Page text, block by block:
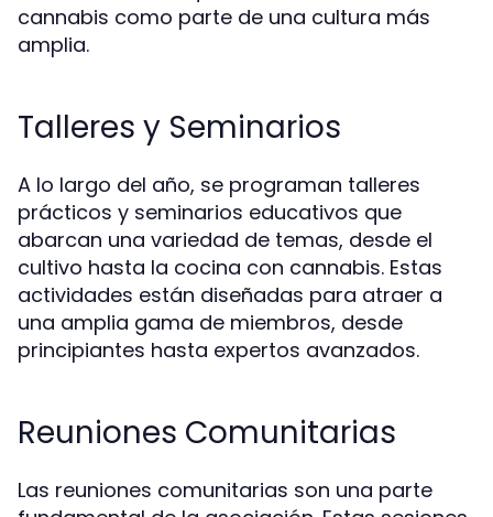
cannabis como parte de una cultura más
amplia.
Talleres y Seminarios
A lo largo del año, se programan talleres
prácticos y seminarios educativos que
abarcan una variedad de temas, desde el
cultivo hasta la cocina con cannabis. Estas
actividades están diseñadas para atraer a
una amplia gama de miembros, desde
principiantes hasta expertos avanzados.
Reuniones Comunitarias
Las reuniones comunitarias son una parte